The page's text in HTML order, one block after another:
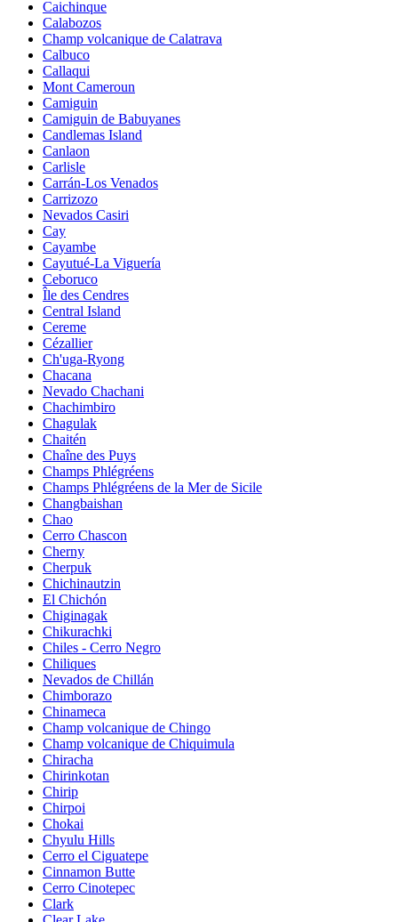
Caichinque
Calabozos
Champ volcanique de Calatrava
Calbuco
Callaqui
Mont Cameroun
Camiguin
Camiguin de Babuyanes
Candlemas Island
Canlaon
Carlisle
Carrán-Los Venados
Carrizozo
Nevados Casiri
Cay
Cayambe
Cayutué-La Viguería
Ceboruco
Île des Cendres
Central Island
Cereme
Cézallier
Ch'uga-Ryong
Chacana
Nevado Chachani
Chachimbiro
Chagulak
Chaitén
Chaîne des Puys
Champs Phlégréens
Champs Phlégréens de la Mer de Sicile
Changbaishan
Chao
Cerro Chascon
Cherny
Cherpuk
Chichinautzin
El Chichón
Chiginagak
Chikurachki
Chiles - Cerro Negro
Chiliques
Nevados de Chillán
Chimborazo
Chinameca
Champ volcanique de Chingo
Champ volcanique de Chiquimula
Chiracha
Chirinkotan
Chirip
Chirpoi
Chokai
Chyulu Hills
Cerro el Ciguatepe
Cinnamon Butte
Cerro Cinotepec
Clark